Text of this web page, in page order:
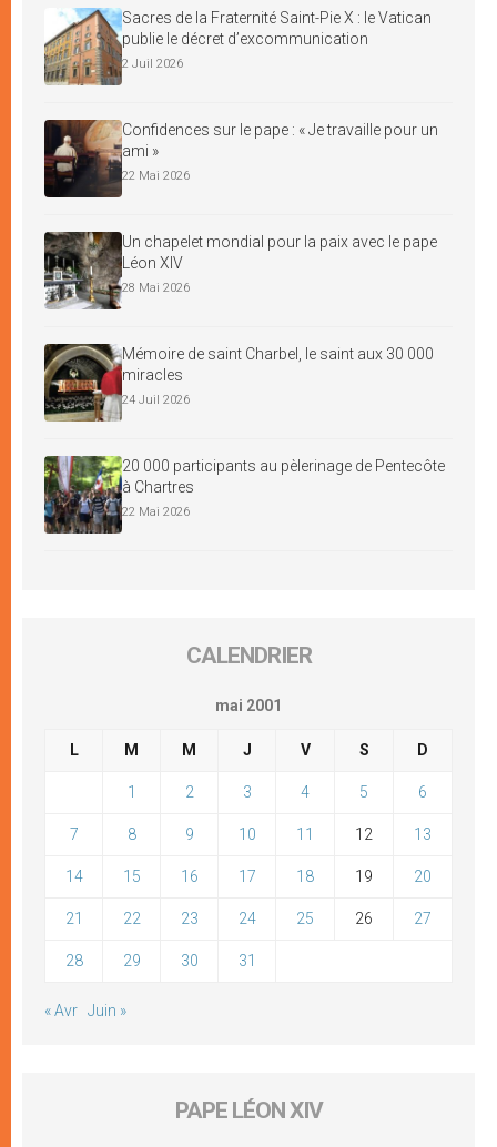
Sacres de la Fraternité Saint-Pie X : le Vatican
publie le décret d’excommunication
2 Juil 2026
Confidences sur le pape : « Je travaille pour un
ami »
22 Mai 2026
Un chapelet mondial pour la paix avec le pape
Léon XIV
28 Mai 2026
Mémoire de saint Charbel, le saint aux 30 000
miracles
24 Juil 2026
20 000 participants au pèlerinage de Pentecôte
à Chartres
22 Mai 2026
CALENDRIER
mai 2001
L M M J V S D
1 2 3 4 5 6
7 8 9 10 11 12 13
14 15 16 17 18 19 20
21 22 23 24 25 26 27
28 29 30 31
« Avr Juin »
PAPE LÉON XIV